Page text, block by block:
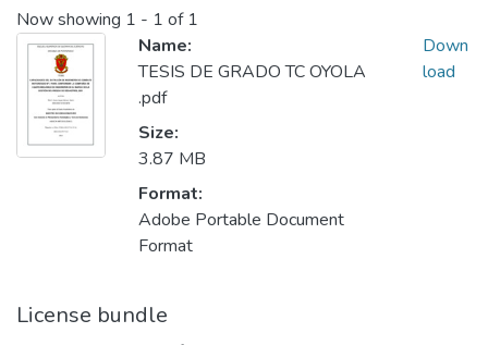
Now showing 1 - 1 of 1
Name:
TESIS DE GRADO TC OYOLA
.pdf
Size:
3.87 MB
Format:
Adobe Portable Document
Format
Down
load
License bundle